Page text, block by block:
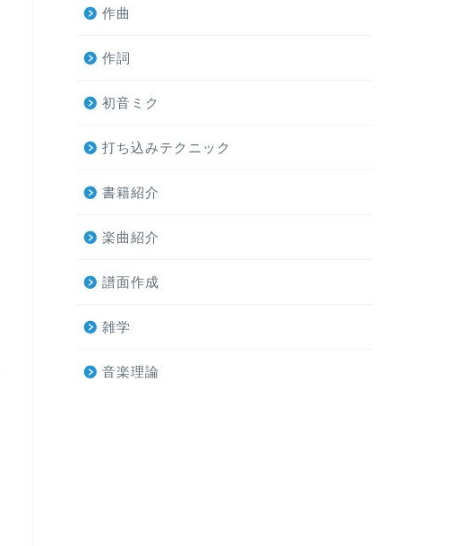
作曲
作詞
初音ミク
打ち込みテクニック
書籍紹介
楽曲紹介
譜面作成
雑学
音楽理論